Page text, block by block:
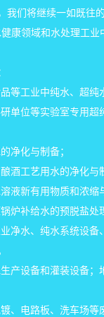
们将继续一如既往
康领域和水处理工业
工业中纯水、超纯水
位等实验室专用超
化与制备；
工艺用水的净化与制
新有用物质和浓缩与
补给水的预脱盐处
水、纯水系统设备
设备和灌装设备；
电路板、洗车场等